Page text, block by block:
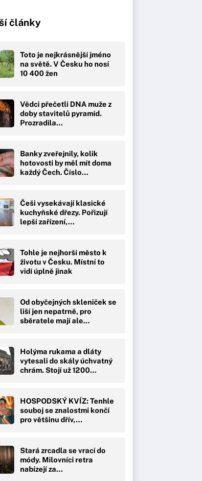
články
Toto je nejkrásnější jméno
na světě. V Česku ho nosí
10 400 žen
Vědci přečetli DNA muže z
doby stavitelů pyramid.
Prozradila…
Banky zveřejnily, kolik
hotovosti by měl mít doma
každý Čech. Číslo…
Češi vysekávají klasické
kuchyňské dřezy. Pořizují
lepší zařízení,…
Tohle je nejhorší město k
životu v Česku. Místní to
vidí úplně jinak
Od obyčejných skleniček se
liší jen nepatrně, pro
sběratele mají ale…
Holýma rukama a dláty
vytesali do skály úchvatný
chrám. Stojí už 1200…
HOSPODSKÝ KVÍZ: Tenhle
souboj se znalostmi končí
pro většinu dřív,…
Stará zrcadla se vrací do
módy. Milovníci retra
nabízejí za…